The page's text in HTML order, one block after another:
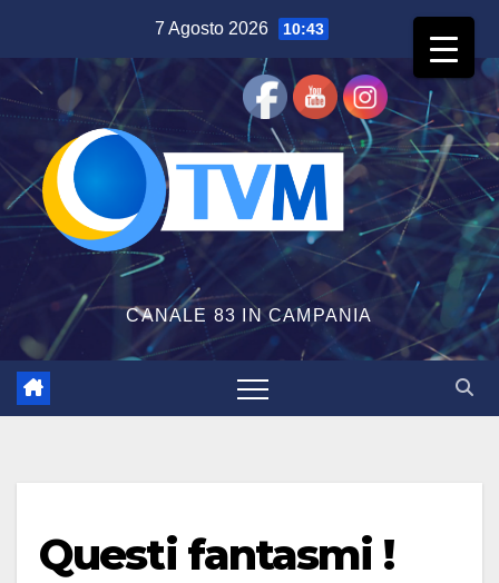
contenuto
7 Agosto 2026 10:43
CANALE 83 IN CAMPANIA
Questi fantasmi !